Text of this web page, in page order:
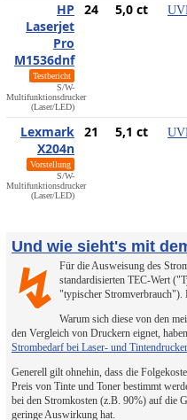
HP
Laserjet
Pro
M1536dnf
Testbericht
S/W-
Multifunktionsdrucker
(Laser/LED)
24 5,0 ct
Lexmark
X204n
Vorstellung
S/W-
Multifunktionsdrucker
(Laser/LED)
21 5,1 ct
Und wie sieht's mit
↯
Für die Ausweisung des
standardisierten TEC-Wert
"typischer Stromverbrauch").
Warum sich diese von den
den Vergleich von Druckern eignet,
Strombedarf bei Laser- und
Generell gilt ohnehin, dass die
Preis von Tinte und Toner bestimmt
bei den Stromkosten (z.B. 90%) auf die
geringe Auswirkung hat.